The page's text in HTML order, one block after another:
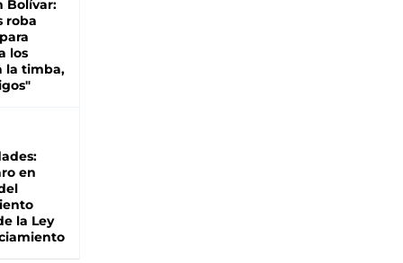
Bolívar:
roba
los
la timba,
en
la Ley